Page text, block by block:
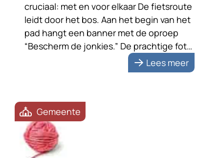
cruciaal: met en voor elkaar De fietsroute
leidt door het bos. Aan het begin van het
pad hangt een banner met de oproep
“Bescherm de jonkies.” De prachtige foto
van een reekalfje met zijn moeder
benadrukt de boodschap. De tekst zet
om samenwerking; met […]
Lees meer
Gemeente